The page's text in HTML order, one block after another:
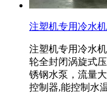
注塑机专用冷水
注塑机专用冷水
轮全封闭涡旋式
锈钢水泵，流量
控制器,能控制水